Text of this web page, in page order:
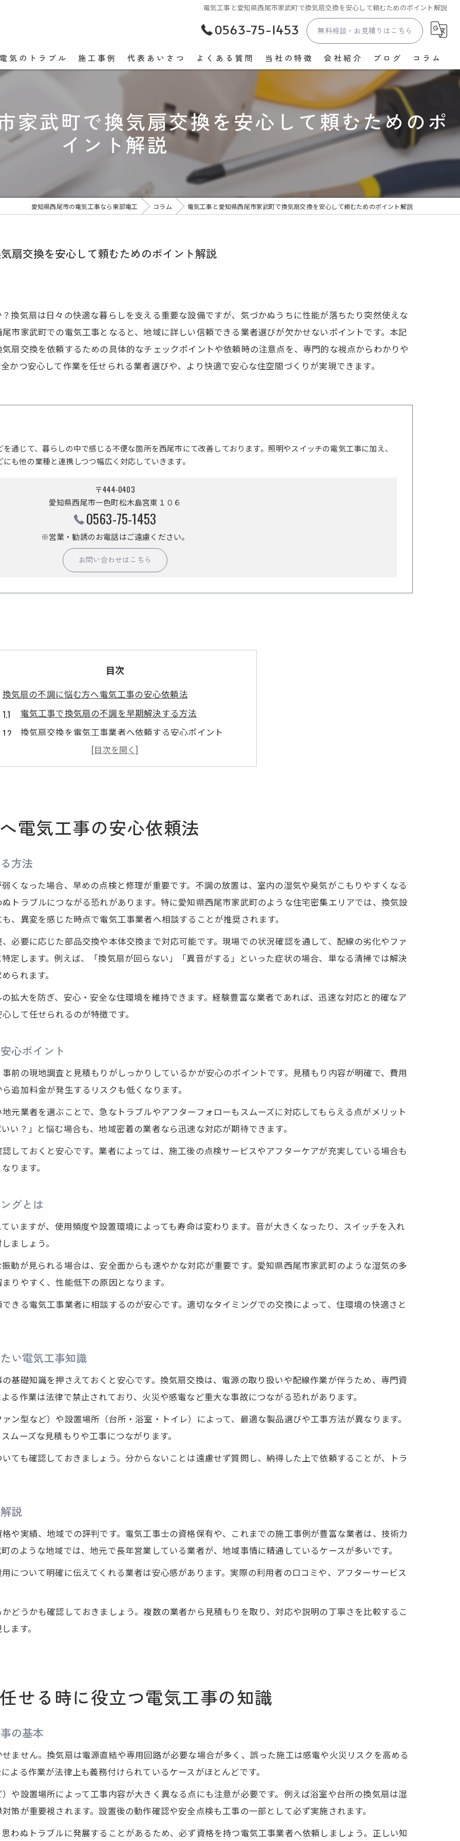
電気工事と愛知県西尾市家武町で換気扇交換を安心して頼むためのポイント解説
0563-75-1453 無料相談・お見積りはこちら
電気のトラブル 施工事例 代表あいさつ よくある質問 当社の特徴
コンセント
スイッチ
防犯カメラ
会社紹介
漫画特集
ブログ コラム
家武町で換気扇交換を安心して頼むためのポ
イント解説
愛知県西尾市の電気工事なら東部電工 コラム 電気工事と愛知県西尾市家武町で換気扇交換を安心して頼むためのポイント解説
扇交換を安心して頼むためのポイント解説
換気扇は日々の快適な暮らしを支える重要な設備ですが、気づかぬうちに性能が落ちたり突然使えな
市家武町での電気工事となると、地域に詳しい信頼できる業者選びが欠かせないポイントです。本記
扇交換を依頼するための具体的なチェックポイントや依頼時の注意点を、専門的な視点からわかりや
かつ安心して作業を任せられる業者選びや、より快適で安心な住空間づくりが実現できます。
通じて、暮らしの中で感じる不便な箇所を西尾市にて改善しております。照明やスイッチの電気工事に加え、
も他の業種と連携しつつ幅広く対応していきます。
〒444-0403
愛知県西尾市一色町松木島宮東１０６
0563-75-1453
※営業・勧誘のお電話はご遠慮ください。
お問い合わせはこちら
目次
換気扇の不調に悩む方へ電気工事の安心依頼法
電気工事で換気扇の不調を早期解決する方法
換気扇交換を電気工事業者へ依頼する安心ポイント
電気工事と換気扇の適切な交換タイミングとは
初めての換気扇交換依頼で知っておきたい電気工事知識
換気扇交換時に知っておきたい電気工事の基本
換気扇工事を成功させる電気工事のポイント
電気工事依頼前に確認したい換気扇の症状と対応例
電気工事の専門知識が安心の換気扇交換を実現
地域で選ぶ電気工事業者と換気扇交換のポイント
電気工事業者選びで重視すべき換気扇交換の条件
地域密着型の電気工事が換気扇交換で頼れる理由
換気扇の不調は地元の電気工事業者で迅速対応
電気工事業者の選定基準と換気扇工事の流れ
安心できる電気工事の特徴と換気扇交換の注意点
電気工事で実現する快適な換気扇環境の作り方
住まいの健康を守る電気工事と換気扇の役割
換気扇交換が快適な住環境に与える電気工事効果
電気工事の質で変わる換気扇の機能と安全性
正しい電気工事が換気扇の寿命を延ばす理由
換気扇交換なら電気工事のプロを活用するコツ
電気工事のプロに換気扇交換を相談するメリット
電気工事専門家による換気扇交換の流れと注意点
換気扇の種類別に適した電気工事の選び方
電気工事プロが教える換気扇工事のポイント
信頼される電気工事の選び方と換気扇トラブル対策
電気工事選びで失敗しない換気扇トラブル対応法
換気扇交換に強い信頼できる電気工事の見極め方
換気扇トラブルを未然に防ぐ電気工事の工夫
電気工事の安心依頼法
方法
くなった場合、早めの点検と修理が重要です。不調の放置は、室内の湿気や臭気がこもりやすくなる
トラブルにつながる恐れがあります。特に愛知県西尾市家武町のような住宅密集エリアでは、換気設
、異変を感じた時点で電気工事業者へ相談することが推奨されます。
必要に応じた部品交換や本体交換まで対応可能です。現場での状況確認を通して、配線の劣化やファ
定します。例えば、「換気扇が回らない」「異音がする」といった症状の場合、単なる清掃では解決
られます。
拡大を防ぎ、安心・安全な住環境を維持できます。経験豊富な業者であれば、迅速な対応と的確なア
して任せられるのが特徴です。
心ポイント
前の現地調査と見積もりがしっかりしているかが安心のポイントです。見積もり内容が明確で、費用
追加料金が発生するリスクも低くなります。
元業者を選ぶことで、急なトラブルやアフターフォローもスムーズに対応してもらえる点がメリット
い？」と悩む場合も、地域密着の業者なら迅速な対応が期待できます。
しておくと安心です。業者によっては、施工後の点検サービスやアフターケアが充実している場合も
ります。
グとは
いますが、使用頻度や設置環境によっても寿命は変わります。音が大きくなったり、スイッチを入れ
ましょう。
動が見られる場合は、安全面からも速やかな対応が重要です。愛知県西尾市家武町のような湿気の多
りやすく、性能低下の原因となります。
きる電気工事業者に相談するのが安心です。適切なタイミングでの交換によって、住環境の快適さと
い電気工事知識
基礎知識を押さえておくと安心です。換気扇交換は、電源の取り扱いや配線作業が伴うため、専門資
る作業は法律で禁止されており、火災や感電など重大な事故につながる恐れがあります。
ン型など）や設置場所（台所・浴室・トイレ）によって、最適な製品選びや工事方法が異なります。
ムーズな見積もりや工事につながります。
ても確認しておきましょう。分からないことは遠慮せず質問し、納得した上で依頼することが、トラ
説
や実績、地域での評判です。電気工事士の資格保有や、これまでの施工事例が豊富な業者は、技術力
のような地域では、地元で長年営業している業者が、地域事情に精通しているケースが多いです。
について明確に伝えてくれる業者は安心感があります。実際の利用者の口コミや、アフターサービス
どうかも確認しておきましょう。複数の業者から見積もりを取り、対応や説明の丁寧さを比較するこ
ます。
せる時に役立つ電気工事の知識
の基本
ません。換気扇は電源直結や専用回路が必要な場合が多く、誤った施工は感電や火災リスクを高める
よる作業が法律上も義務付けられているケースがほとんどです。
や設置場所によって工事内容が大きく異なる点にも注意が必要です。例えば浴室や台所の換気扇は湿
策が重要視されます。設置後の動作確認や安全点検も工事の一部として必ず実施されます。
わぬトラブルに発展することがあるため、必ず資格を持つ電気工事業者へ依頼しましょう。正しい知
無料相談・お見積りはこちら
無料相談・お見積りはこちら